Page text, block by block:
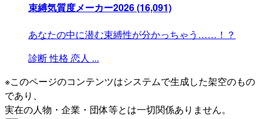
束縛気質度メーカー2026(16,091)
あなたの中に潜む束縛性が分かっちゃう……！？
診断性格 恋人 ...
※このページのコンテンツはシステムで生成した架空のもの
であり、
実在の人物・企業・団体等とは一切関係ありません。